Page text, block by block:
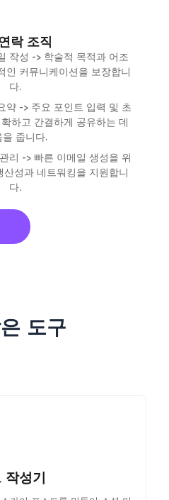
락 조직
작성 -> 학술적 목적과 어조
인 커뮤니케이션을 보장합니
다.
약 -> 주요 포인트 입력 및 초
하고 간결하게 공유하는 데
을 줍니다.
리 -> 빠른 이메일 생성을 위
성과 네트워킹을 지원합니
다.
도구
작성기